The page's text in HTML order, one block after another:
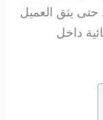
يثق العميل
داخل